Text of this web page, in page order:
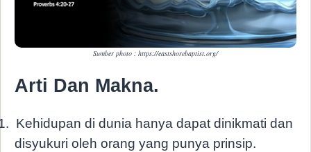
Sumber photo : https://eastshorebaptist.org/
Arti Dan Makna.
Kehidupan di dunia hanya dapat dinikmati dan
disyukuri oleh orang yang punya prinsip.